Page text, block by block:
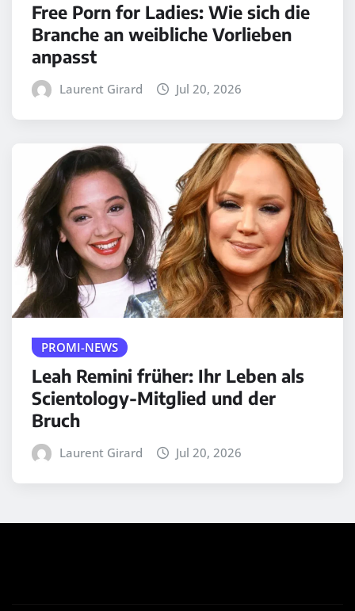
Free Porn for Ladies: Wie sich die
Branche an weibliche Vorlieben
anpasst
Laurent Girard Jul 20, 2026
PROMI-NEWS
Leah Remini früher: Ihr Leben als
Scientology-Mitglied und der
Bruch
Laurent Girard Jul 20, 2026